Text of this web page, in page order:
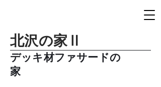
北沢の家Ⅱ
デッキ材ファサードの
家